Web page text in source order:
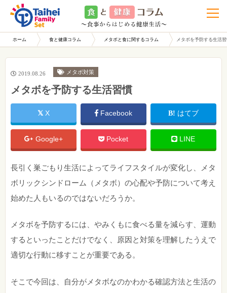
t
o
g
l
e
a
o
ホーム 食と健康コラム メタボと食に関するコラム メタボを予防する生活
2019.08.26 メタボ対策
メタボを予防する生活習慣
X Facebook はてブ
Google+ Pocket LINE
長引く巣ごもり生活によってライフスタイルが変化し、メタ
ボリックシンドローム（メタボ）の心配や予防について考え
始めた人もいるのではないだろうか。
メタボを予防するには、やみくもに食べる量を減らす、運動
するといったことだけでなく、原因と対策を理解したうえで
適切な行動に移すことが重要である。
そこで今回は、自分がメタボなのかわかる確認方法と生活の